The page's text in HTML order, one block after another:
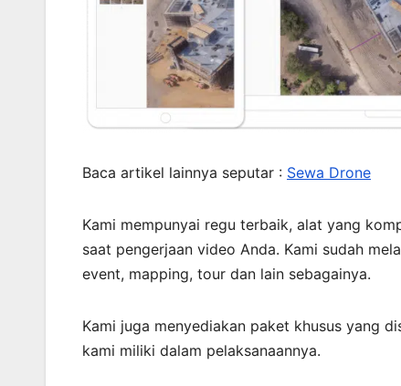
Baca artikel lainnya seputar : Sewa Drone
Kami mempunyai regu terbaik, alat yang
saat pengerjaan video Anda. Kami sudah
event, mapping, tour dan lain sebagainya.
Kami juga menyediakan paket khusus yang
kami miliki dalam pelaksanaannya.